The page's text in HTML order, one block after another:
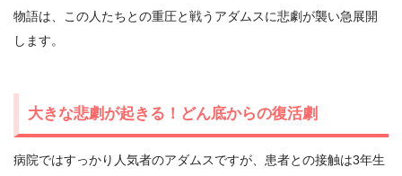
物語は、この人たちとの重圧と戦うアダムスに悲劇が襲い急展開
します。
大きな悲劇が起きる！どん底からの復活劇
病院ではすっかり人気者のアダムスですが、患者との接触は3年生